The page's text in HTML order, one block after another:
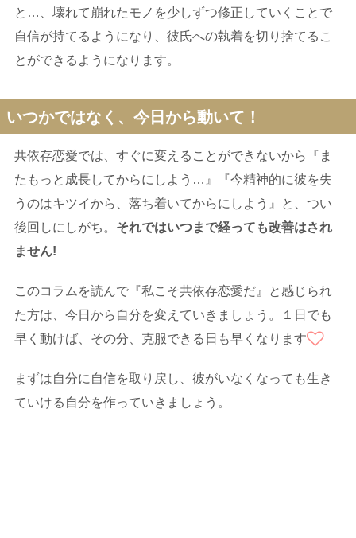
と…、壊れて崩れたモノを少しずつ修正していくことで
自信が持てるようになり、彼氏への執着を切り捨てるこ
とができるようになります。
いつかではなく、今日から動いて！
共依存恋愛では、すぐに変えることができないから『ま
たもっと成長してからにしよう…』『今精神的に彼を失
うのはキツイから、落ち着いてからにしよう』と、つい
後回しにしがち。 それではいつまで経っても改善はされ
ません!
このコラムを読んで『私こそ共依存恋愛だ』と感じられ
た方は、今日から自分を変えていきましょう。１日でも
早く動けば、その分、克服できる日も早くなります
まずは自分に自信を取り戻し、彼がいなくなっても生き
ていける自分を作っていきましょう。